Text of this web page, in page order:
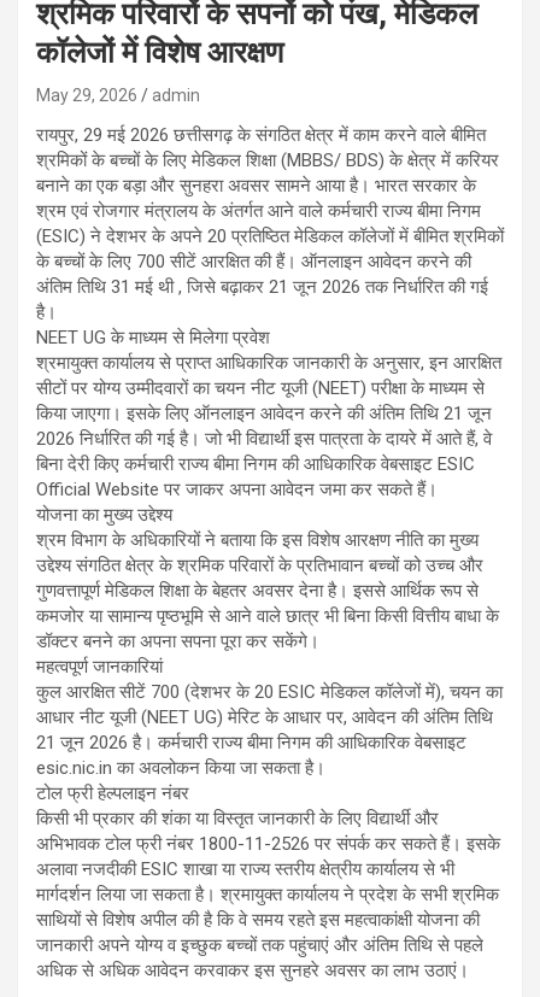
श्रमिक परिवारों के सपनों को पंख, मेडिकल
कॉलेजों में विशेष आरक्षण
May 29, 2026 admin
रायपुर, 29 मई 2026 छत्तीसगढ़ के संगठित क्षेत्र में काम करने वाले बीमित
श्रमिकों के बच्चों के लिए मेडिकल शिक्षा (MBBS/ BDS) के क्षेत्र में करियर
बनाने का एक बड़ा और सुनहरा अवसर सामने आया है। भारत सरकार के
श्रम एवं रोजगार मंत्रालय के अंतर्गत आने वाले कर्मचारी राज्य बीमा निगम
(ESIC) ने देशभर के अपने 20 प्रतिष्ठित मेडिकल कॉलेजों में बीमित श्रमिकों
के बच्चों के लिए 700 सीटें आरक्षित की हैं। ऑनलाइन आवेदन करने की
अंतिम तिथि 31 मई थी , जिसे बढ़ाकर 21 जून 2026 तक निर्धारित की गई
है।
NEET UG के माध्यम से मिलेगा प्रवेश
श्रमायुक्त कार्यालय से प्राप्त आधिकारिक जानकारी के अनुसार, इन आरक्षित
सीटों पर योग्य उम्मीदवारों का चयन नीट यूजी (NEET) परीक्षा के माध्यम से
किया जाएगा। इसके लिए ऑनलाइन आवेदन करने की अंतिम तिथि 21 जून
2026 निर्धारित की गई है। जो भी विद्यार्थी इस पात्रता के दायरे में आते हैं, वे
बिना देरी किए कर्मचारी राज्य बीमा निगम की आधिकारिक वेबसाइट ESIC
Official Website पर जाकर अपना आवेदन जमा कर सकते हैं।
योजना का मुख्य उद्देश्य
श्रम विभाग के अधिकारियों ने बताया कि इस विशेष आरक्षण नीति का मुख्य
उद्देश्य संगठित क्षेत्र के श्रमिक परिवारों के प्रतिभावान बच्चों को उच्च और
गुणवत्तापूर्ण मेडिकल शिक्षा के बेहतर अवसर देना है। इससे आर्थिक रूप से
कमजोर या सामान्य पृष्ठभूमि से आने वाले छात्र भी बिना किसी वित्तीय बाधा के
डॉक्टर बनने का अपना सपना पूरा कर सकेंगे।
महत्वपूर्ण जानकारियां
कुल आरक्षित सीटें 700 (देशभर के 20 ESIC मेडिकल कॉलेजों में), चयन का
आधार नीट यूजी (NEET UG) मेरिट के आधार पर, आवेदन की अंतिम तिथि
21 जून 2026 है। कर्मचारी राज्य बीमा निगम की आधिकारिक वेबसाइट
esic.nic.in का अवलोकन किया जा सकता है।
टोल फ्री हेल्पलाइन नंबर
किसी भी प्रकार की शंका या विस्तृत जानकारी के लिए विद्यार्थी और
अभिभावक टोल फ्री नंबर 1800-11-2526 पर संपर्क कर सकते हैं। इसके
अलावा नजदीकी ESIC शाखा या राज्य स्तरीय क्षेत्रीय कार्यालय से भी
मार्गदर्शन लिया जा सकता है। श्रमायुक्त कार्यालय ने प्रदेश के सभी श्रमिक
साथियों से विशेष अपील की है कि वे समय रहते इस महत्वाकांक्षी योजना की
जानकारी अपने योग्य व इच्छुक बच्चों तक पहुंचाएं और अंतिम तिथि से पहले
अधिक से अधिक आवेदन करवाकर इस सुनहरे अवसर का लाभ उठाएं।